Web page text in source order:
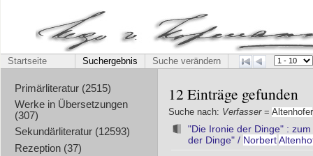
Startseite Suchergebnis Suche verändern
Primärliteratur (2515)
Werke in Übersetzungen
(307)
Sekundärliteratur (12593)
Rezeption (37)
12 Einträge gefunden
Suche nach: Verfasser= Altenhofer
"Die Ironie der Dinge" :
der Dinge" / Norbert